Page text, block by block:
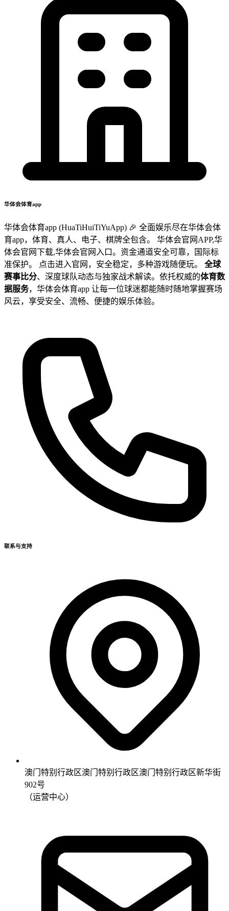
华体会体育app
华体会体育app (HuaTiHuiTiYuApp) 🎉 全面娱乐尽在华体会体
育app，体育、真人、电子、棋牌全包含。 华体会官网APP,华
体会官网下载,华体会官网入口。资金通道安全可靠，国际标
准保护。 点击进入官网，安全稳定，多种游戏随便玩。 全球
赛事比分、深度球队动态与独家战术解读。依托权威的体育数
据服务，华体会体育app 让每一位球迷都能随时随地掌握赛场
风云，享受安全、流畅、便捷的娱乐体验。
联系与支持
澳门特别行政区澳门特别行政区澳门特别行政区新华街
902号
（运营中心）